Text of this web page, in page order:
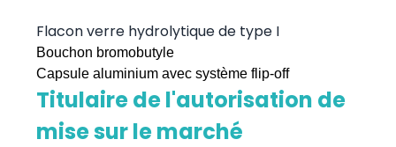
Flacon verre hydrolytique de type I
Bouchon bromobutyle
Capsule aluminium avec système flip-off
Titulaire de l'autorisation de
mise sur le marché